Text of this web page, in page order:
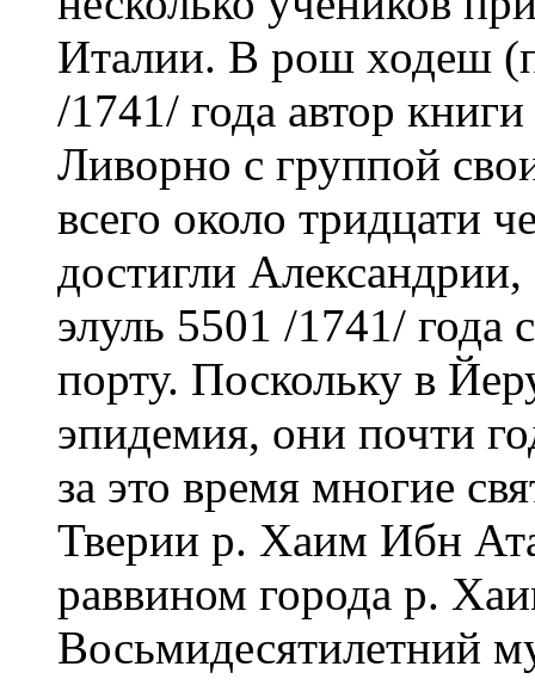
Италии. В рош ходеш
/1741/ года автор
Ливорно с группой
всего около тридцати
достигли
элуль 5501 /1741/ года
порту. Поскольку в
эпидемия, они почти
за это время многие
Тверии р. Хаим Ибн
раввином города р.
Восьмидесятилетний